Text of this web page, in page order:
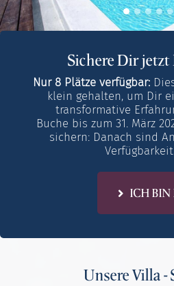
Sichere Dir jetzt
Nur 8 Plätze verfügbar:
klein gehalten, um Dir
transformative
Buche bis zum 31. März
sichern: Danach sind
ICH BIN
Unsere Villa -